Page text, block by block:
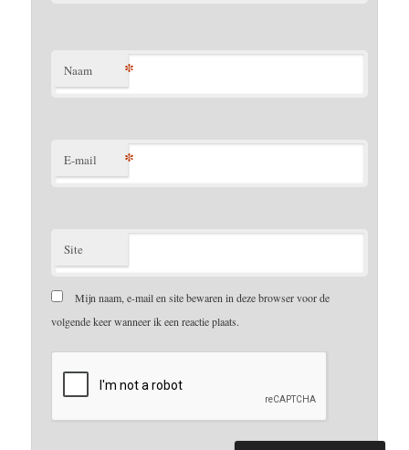
Naam *
E-mail *
Site
Mijn naam, e-mail en site bewaren in deze browser voor de
volgende keer wanneer ik een reactie plaats.